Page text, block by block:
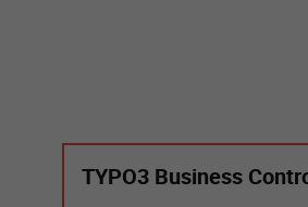
TYPO3 Business